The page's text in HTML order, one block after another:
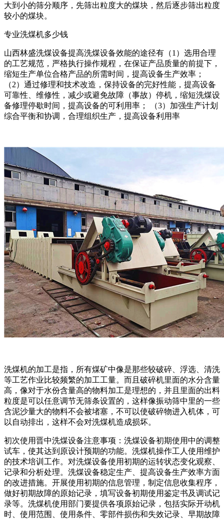
大到小的筛分顺序，先筛出粒度大的煤块，然后逐步筛出粒度
较小的煤块。
专业洗煤机多少钱
山西林盛洗煤设备提高洗煤设备效能的途径有（1）选用合理
的工艺规范，严格执行操作规程，在保证产品质量的前提下，
缩短生产单位合格产品的所需时间，提高设备生产效率；
（2）通过修理和技术改造，保持设备的完好性能，提高设备
可靠性、维修性，减少或避免故障（事故）停机，缩短洗煤设
备修理停歇时间，提高设备的可利用率； （3）加强生产计划
综合平衡和协调，合理组织生产，提高设备利用率
洗煤机的加工是指，所有煤矿中像是那些较破碎、浮选、清洗
等工艺作业比较频繁的加工工量。而且破碎机里面的水分含量
高，像对于水份含量高的物料加工是理想的，并且里面的出料
粒度是可以任意调节无筛条设置的，这样像振动筛中里的一些
含泥沙量大的物料不会被堵塞，不可以使破碎物进入机体，可
以自动排出，这样不会对洗煤机造成损坏。
初次使用晋中洗煤设备注意事项：洗煤设备初期使用中的调整
试车，使其达到原设计预期的功能。洗煤机操作工人使用维护
的技术培训工作。对洗煤设备使用初期的运转状态变化观察、
记录和分析处理。洗煤设备稳定生产、提高设备生产效率方面
的改进措施。开展使用初期的信息管理，制定信息收集程序，
做好初期故障的原始记录，填写设备初期使用鉴定书及调试记
录等。洗煤机使用部门要提供各项原始记录，包括实际开动机
时、使用范围、使用条件、零部件损伤和失效记录、早期故障